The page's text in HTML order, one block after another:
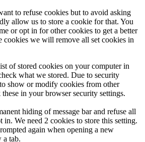
to refuse cookies but to avoid asking
allow us to store a cookie for that. You
or opt in for other cookies to get a better
cookies we will remove all set cookies in
of stored cookies on your computer in
what we stored. Due to security
show or modify cookies from other
in your browser security settings.
hiding of message bar and refuse all
We need 2 cookies to store this setting.
again when opening a new
a tab.